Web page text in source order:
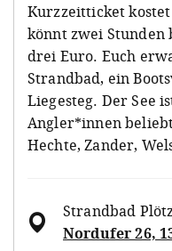
Kurzzeitticket
könnt zwei
drei Euro. Euch
Strandbad, ein
Liegesteg. Der See
Angler*innen
Hechte, Zander,
Strandbad
Nordufer 26,